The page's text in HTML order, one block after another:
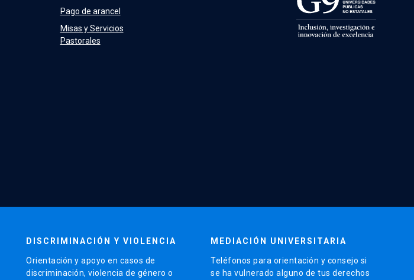
Pago de arancel
Misas y Servicios
Pastorales
DISCRIMINACIÓN Y VIOLENCIA
Orientación y apoyo en casos de
discriminación, violencia de género o
MEDIACIÓN UNIVERSITARIA
Teléfonos para orientación y consejo si
se ha vulnerado alguno de tus derechos